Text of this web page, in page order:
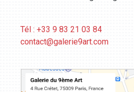
Tél : +33 9 83 21 03 84
contact@galerie9art.com